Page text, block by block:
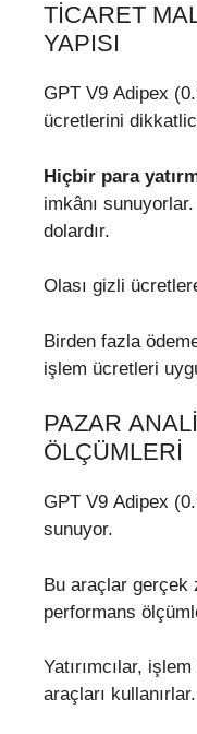
TICARET
YAPISI
GPT V9 Adipex
ücretlerini
Hiçbir para
imkânı sunuyorlar.
dolardır.
Olası gizli
Birden fazla
işlem ücretleri
PAZAR
ÖLÇÜMLERI
GPT V9 Adipex
sunuyor.
Bu araçlar gerçek
performans
Yatırımcılar,
araçları kullanırlar.